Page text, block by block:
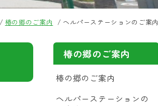
椿の郷のご案内 ヘルパーステーションのご案内
椿の郷のご案内
椿の郷のご案内
ヘルパーステーションの